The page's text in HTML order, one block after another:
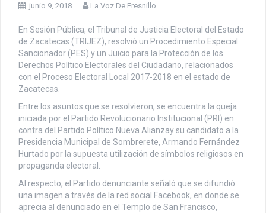
junio 9, 2018 La Voz De Fresnillo
En Sesión Pública, el Tribunal de Justicia Electoral del Estado
de Zacatecas (TRIJEZ), resolvió un Procedimiento Especial
Sancionador (PES) y un Juicio para la Protección de los
Derechos Político Electorales del Ciudadano, relacionados
con el Proceso Electoral Local 2017-2018 en el estado de
Zacatecas.
Entre los asuntos que se resolvieron, se encuentra la queja
iniciada por el Partido Revolucionario Institucional (PRI) en
contra del Partido Político Nueva Alianzay su candidato a la
Presidencia Municipal de Sombrerete, Armando Fernández
Hurtado por la supuesta utilización de símbolos religiosos en
propaganda electoral.
Al respecto, el Partido denunciante señaló que se difundió
una imagen a través de la red social Facebook, en donde se
aprecia al denunciado en el Templo de San Francisco,